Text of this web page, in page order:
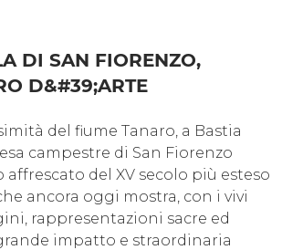
DI SAN FIORENZO,
D&#39;ARTE
del fiume Tanaro, a Bastia
campestre di San Fiorenzo
affrescato del XV secolo più esteso
ancora oggi mostra, con i vivi
rappresentazioni sacre ed
impatto e straordinaria